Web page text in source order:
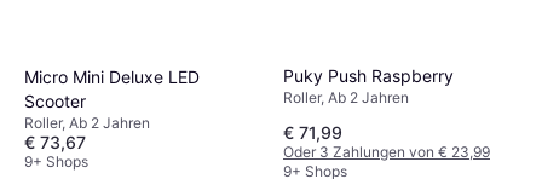
Micro Mini Deluxe LED
Scooter
Roller, Ab 2 Jahren
€ 73,67
9+ Shops
Puky Push Raspberry
Roller, Ab 2 Jahren
€ 71,99
Oder 3 Zahlungen von € 23,99
9+ Shops